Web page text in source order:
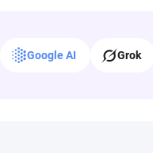
Google AI Grok